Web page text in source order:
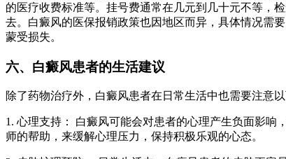
的医疗收费标准等。挂号费通常在几元到几十元不等，
去。白癜风的医保报销政策也因地区而异，具体情况需
蒙受损失。
六、白癜风患者的生活建议
除了药物治疗外，白癜风患者在日常生活中也需要注意以
1. 心理支持： 白癜风可能会对患者的心理产生负面影
师的帮助，来缓解心理压力，保持积极乐观的心态。